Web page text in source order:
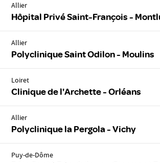
Allier
Hôpital Privé Saint-François -
Allier
Polyclinique Saint Odilon - Moulins
Loiret
Clinique de l'Archette - Orléans
Allier
Polyclinique la Pergola - Vichy
Puy-de-Dôme